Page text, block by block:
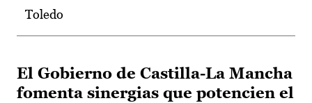
Toledo
El Gobierno de Castilla-La Mancha
fomenta sinergias que potencien el